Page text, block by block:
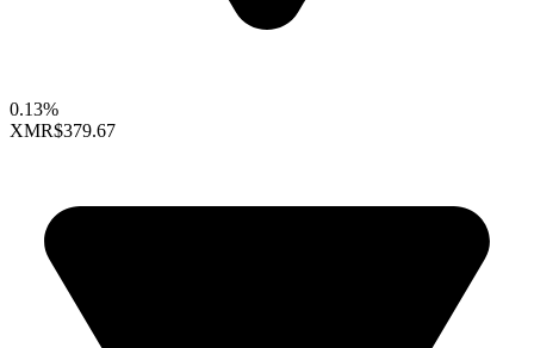
0.13%
XMR$379.67